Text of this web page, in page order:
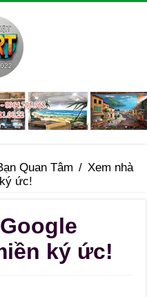
Quan Tâm / Xem nhà
ức!
ký ức!